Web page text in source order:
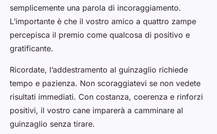
semplicemente una parola di incoraggiamento.
L’importante è che il vostro amico a quattro zampe
percepisca il premio come qualcosa di positivo e
gratificante.
Ricordate, l’addestramento al guinzaglio richiede
tempo e pazienza. Non scoraggiatevi se non vedete
risultati immediati. Con costanza, coerenza e rinforzi
positivi, il vostro cane imparerà a camminare al
guinzaglio senza tirare.